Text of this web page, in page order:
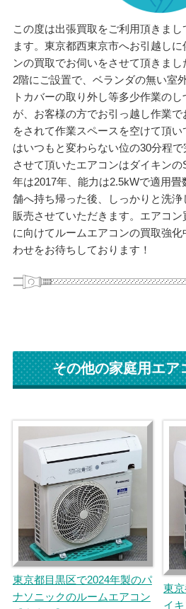
この度は出張買取をご利用頂きま
ます。東京都西東京市へお引越し
ンの買取でお伺いをさせて頂きま
2階にご設置で、ベランダの無い室
トカバーの取り外し等多少作業の
が、お客様の方でお引っ越し作業
をされて作業スペースを空けて頂
はいつもと変わらない位の30分程
させて頂いたエアコンはダイキン
年は2017年、能力は2.5kWで適用
舗へ持ち帰った後、しっかりと洗
販売させていただきます。エアコ
に向けてルームエアコンの買取強
わせをお待ちしております！
その他の家庭用エア
東京都目黒区で2024年製のパ
ナソニックのルームエアコン
東
イ